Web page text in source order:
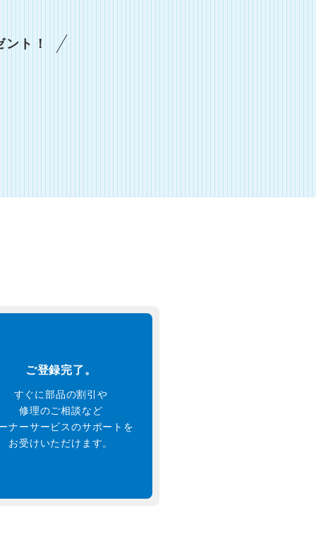
ト！
ご登録完了。
すぐに部品の割引や
修理のご相談など
ナーサービスのサポートを
お受けいただけます。